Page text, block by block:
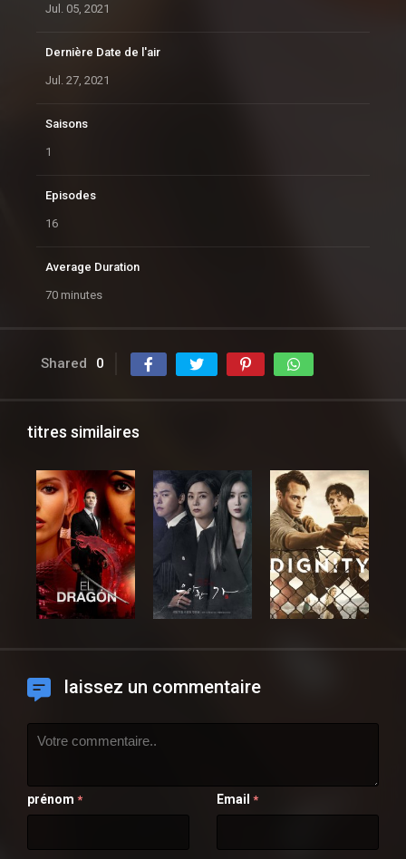
Jul. 05, 2021
Dernière Date de l'air
Jul. 27, 2021
Saisons
1
Episodes
16
Average Duration
70 minutes
Shared 0
titres similaires
laissez un commentaire
prénom * Email *